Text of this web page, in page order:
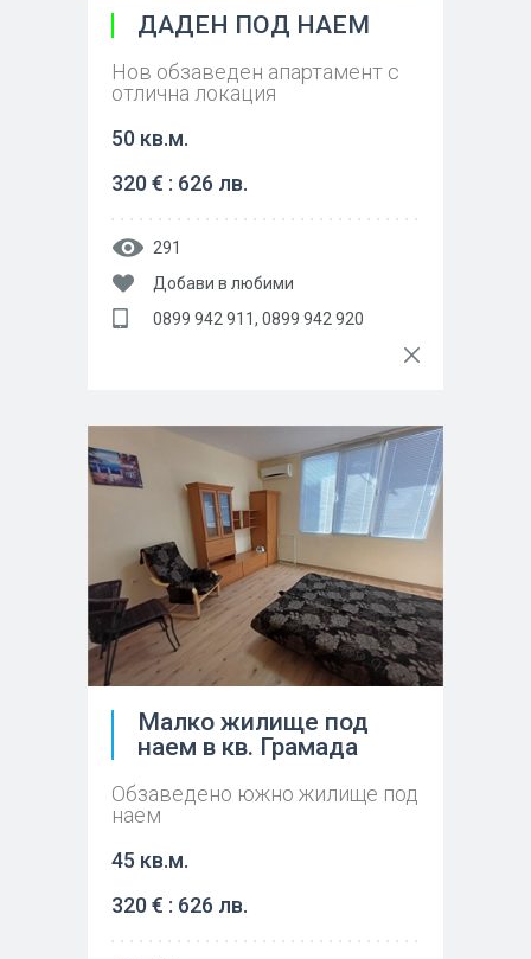
ДАДЕН ПОД НАЕМ
Нов обзаведен апартамент с
отлична локация
50 кв.м.
320 € : 626 лв.
291
Добави в любими
0899 942 911, 0899 942 920
Малко жилище под
наем в кв. Грамада
Обзаведено южно жилище под
наем
45 кв.м.
320 € : 626 лв.